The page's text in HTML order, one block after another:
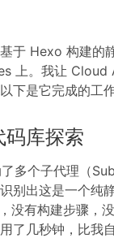
于 Hexo 构建的
上。我让 Cloud
下是它完成的工作
码库探索
多个子代理（
别出这是一个
，没有构建步骤，
了几秒钟，比我